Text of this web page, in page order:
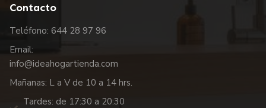
Contacto
Teléfono: 644 28 97 96
Email:
info@ideahogartienda.com
Mañanas: L a V de 10 a 14 hrs.
Tardes: de 17:30 a 20:30